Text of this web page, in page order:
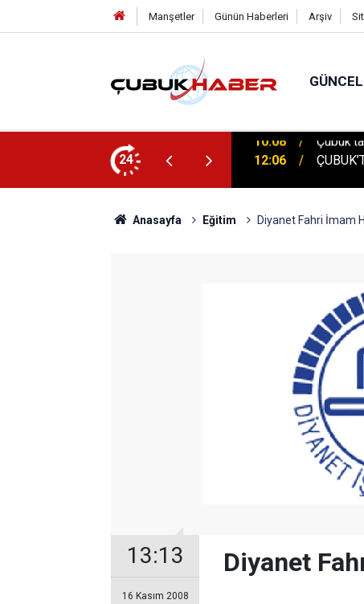
Manşetler Günün Haberleri Arşiv
GÜNCEL
24
Eranıl Vizyonu 12:06
Anasayfa Eğitim Diyanet Fahri İmam
13:13
16 Kasım 2008
Diyanet